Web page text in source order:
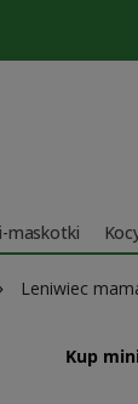
maskotki
Leniwiec
Kup